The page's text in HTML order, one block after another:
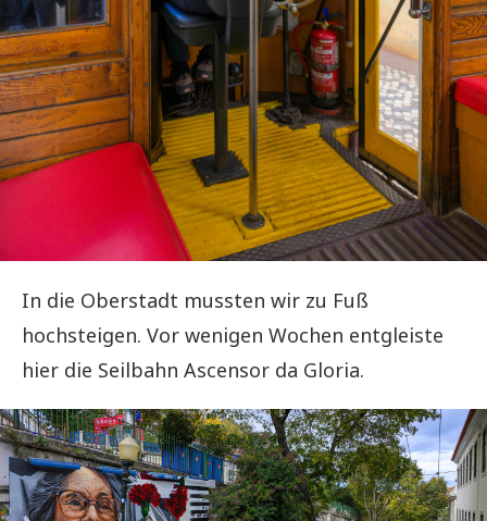
In die Oberstadt mussten wir zu Fuß
hochsteigen. Vor wenigen Wochen entgleiste
hier die Seilbahn Ascensor da Gloria.